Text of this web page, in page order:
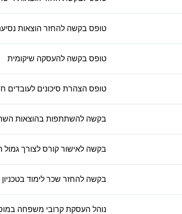
טופס בקשה להחזר הוצאות
טופס בקשה להעסקה שיקומית
טופס הצהרת סיכונים לעובדים
בקשה להשתתפות בהוצאות
בקשה לאישור קורס לצורך
בקשה להחזר שכר לימוד בטכניון
נוהל העסקת קרובי משפחה